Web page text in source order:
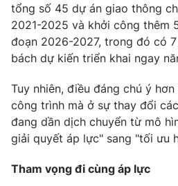
tổng số 45 dự án giao thông
2021-2025 và khởi công thêm
đoạn 2026-2027, trong đó có
bách dự kiến triển khai ngay
Tuy nhiên, điều đáng chú ý
công trình mà ở sự thay đổi
đang dần dịch chuyển từ mô
giải quyết áp lực" sang "tối ưu
Tham vọng đi cùng áp lực